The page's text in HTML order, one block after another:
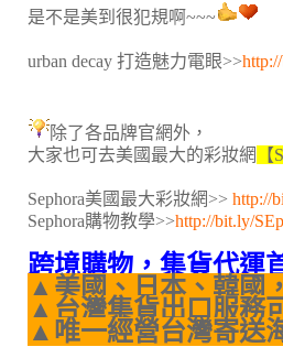
是不是美到很犯規啊~~~
urban decay 打造魅力電眼>>
除了各品牌官網外，
大家也可去美國最大的彩妝網
【
Sephora美國最大彩妝網>> http://
Sephora購物教學>>http://bit.ly/
跨境購物，集貨代運
▲美國、日本、韓國
▲台灣集貨出口服務
▲唯一經營台灣寄送